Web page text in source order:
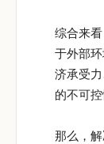
综合来
于外部
济承受
的不可控
那么，